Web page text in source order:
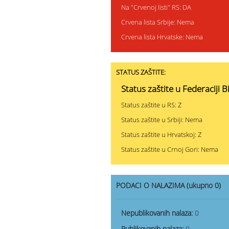
Na "Crvenoj listi" RS: DA
Crvena lista Srbije: Nema
Crvena lista Hrvatske: Nema
STATUS ZAŠTITE:
Status zaštite u Federaciji
Status zaštite u RS: Z
Status zaštite u Srbiji: Nema
Status zaštite u Hrvatskoj: Z
Status zaštite u Crnoj Gori: Nema
PODACI O NALAZIMA (ukupno 0)
Nepublikovanih nalaza: 0